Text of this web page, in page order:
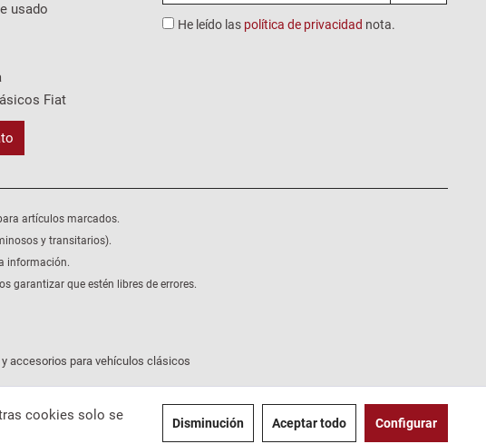
usado
Fiat
He leído las política de privacidad nota.
artículos marcados.
y transitarios).
información.
garantizar que estén libres de errores.
accesorios para vehículos clásicos
cookies solo se
Disminución Aceptar todo Configurar